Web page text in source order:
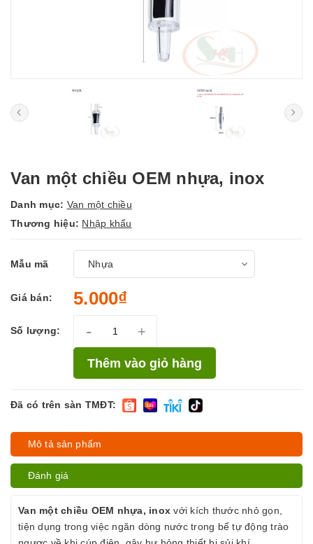
Van một chiều OEM nhựa, inox
Danh mục: Van một chiều
Thương hiệu: Nhập khẩu
Mẫu mã
Giá bán: 5.000₫
Số lượng: - +
Thêm vào giỏ hàng
Đã có trên sàn TMĐT:
Mô tả sản phẩm
Đánh giá
Van một chiều OEM nhựa, inoxvới kích thước nhỏ gọn,
tiện dụng trong việc ngăn dòng nước trong bể tự động trào